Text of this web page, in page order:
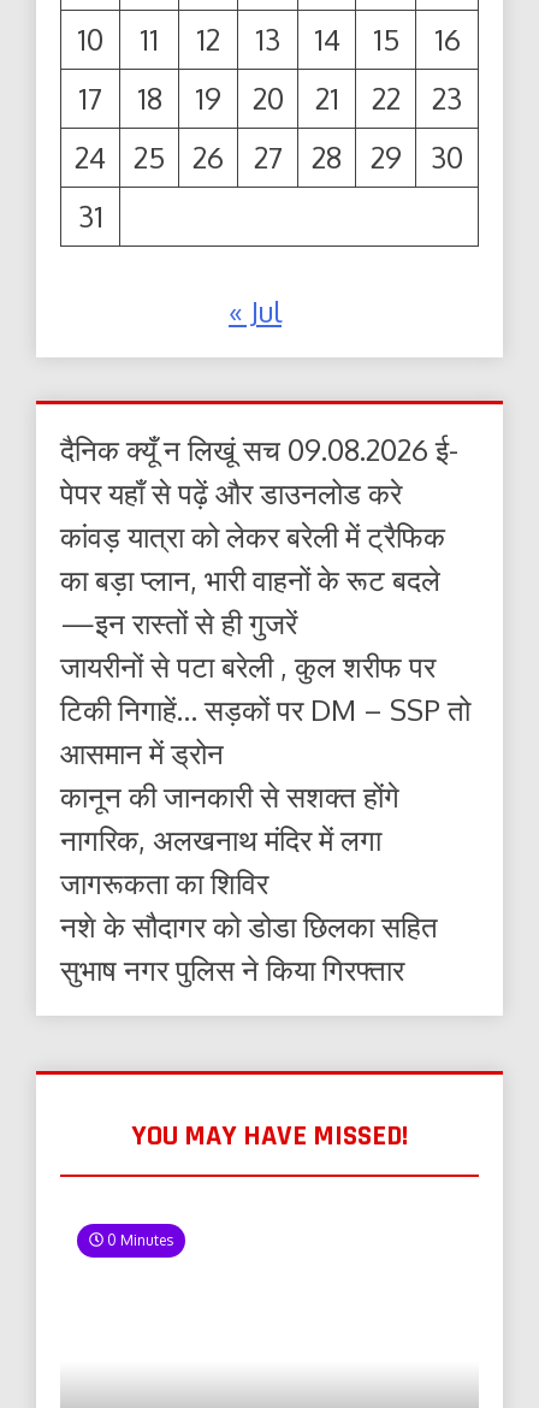
10
11 12 13 14 15
16
17
18 19 20 21 22
23
24
25 26 27 28 29
30
31
« Jul
दैनिक क्यूँ न लिखूं सच 09.08.2026 ई-
पेपर यहाँ से पढ़ें और डाउनलोड करे
कांवड़ यात्रा को लेकर बरेली में ट्रैफिक
का बड़ा प्लान, भारी वाहनों के रूट बदले
—इन रास्तों से ही गुजरें
जायरीनों से पटा बरेली , कुल शरीफ पर
टिकी निगाहें… सड़कों पर DM – SSP तो
आसमान में ड्रोन
कानून की जानकारी से सशक्त होंगे
नागरिक, अलखनाथ मंदिर में लगा
जागरूकता का शिविर
नशे के सौदागर को डोडा छिलका सहित
सुभाष नगर पुलिस ने किया गिरफ्तार
YOU MAY HAVE MISSED!
0 Minutes